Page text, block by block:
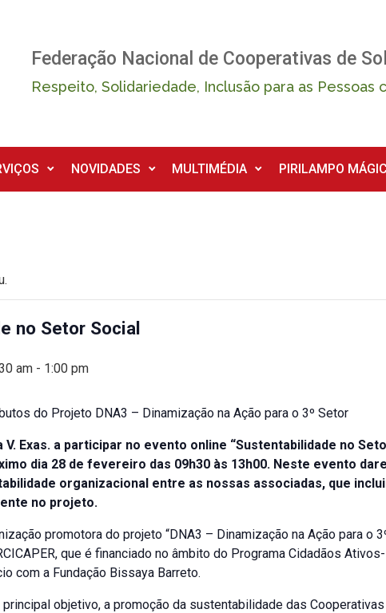
Federação Nacional de Cooperativas de
Respeito, Solidariedade, Inclusão para as
NOVIDADES MULTIMÉDIA PIRILAMPO
no Setor Social
am - 1:00 pm
do Projeto DNA3 – Dinamização na Ação para o 3º Setor
V. Exas. a participar no evento online “Sustentabilidade no
dia 28 de fevereiro das 09h30 às 13h00. Neste evento
organizacional entre as nossas associadas, que
no projeto.
promotora do projeto “DNA3 – Dinamização na Ação para o
que é financiado no âmbito do Programa Cidadãos
com a Fundação Bissaya Barreto.
objetivo, a promoção da sustentabilidade das